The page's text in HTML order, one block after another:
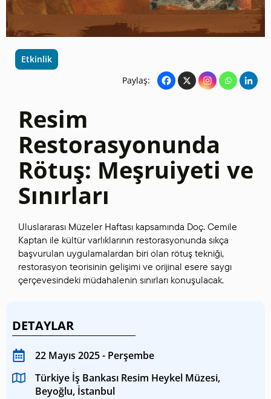
ATATÜRK KÜTÜPHANESI
SANAT GALERILERI
KÜLTÜREL MIRASA
DESTEK
Etkinlik
Paylaş:
Resim
Restorasyonunda
Rötuş: Meşruiyeti ve
Sınırları
Uluslararası Müzeler Haftası kapsamında Doç. Cemile
Kaptan ile kültür varlıklarının restorasyonunda sıkça
başvurulan uygulamalardan biri olan rötuş tekniği,
restorasyon teorisinin gelişimi ve orijinal esere saygı
çerçevesindeki müdahalenin sınırları konuşulacak.
DETAYLAR
22 Mayıs 2025 - Perşembe
Türkiye İş Bankası Resim Heykel Müzesi,
Beyoğlu, İstanbul